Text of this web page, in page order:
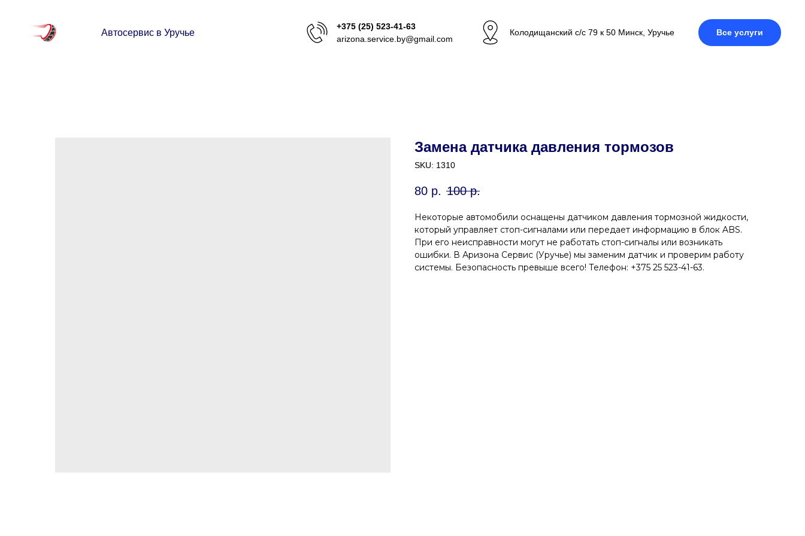
Автосервис в Уручье
+375 (25) 523-41-63
arizona.service.by@gmail.com
Колодищанский с/с 79 к 50 Минск, Уручье Все услуги
Замена датчика давления тормозов
SKU: 1310
80 р. 100 р.
Некоторые автомобили оснащены датчиком давления тормозной жидкости,
который управляет стоп-сигналами или передает информацию в блок ABS.
При его неисправности могут не работать стоп-сигналы или возникать
ошибки. В Аризона Сервис (Уручье) мы заменим датчик и проверим работу
системы. Безопасность превыше всего! Телефон: +375 25 523-41-63.